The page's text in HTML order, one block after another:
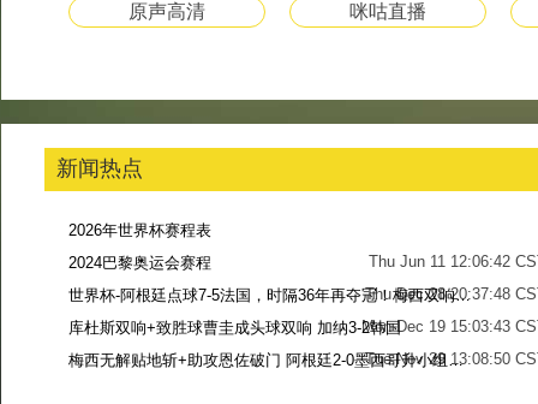
原声高清 咪咕直播
新闻热点
2026年世界杯赛程表
Thu Jun 11 12:06:42
2024巴黎奥运会赛程
Thu Dec 28 20:37:48
世界杯-阿根廷点球7-5法国，时隔36年再夺冠！梅西双响姆巴佩戴帽
Mon Dec 19 15:03:43
库杜斯双响+致胜球曹圭成头球双响 加纳3-2韩国
Tue Nov 29 13:08:50
梅西无解贴地斩+助攻恩佐破门 阿根廷2-0墨西哥升小组第二